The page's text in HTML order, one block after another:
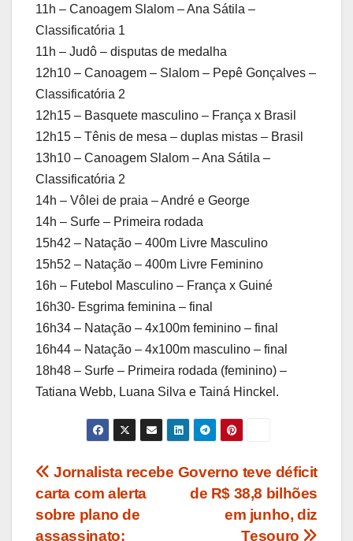
11h – Canoagem Slalom – Ana Sátila –
Classificatória 1
11h – Judô – disputas de medalha
12h10 – Canoagem – Slalom – Pepê Gonçalves –
Classificatória 2
12h15 – Basquete masculino – França x Brasil
12h15 – Tênis de mesa – duplas mistas – Brasil
13h10 – Canoagem Slalom – Ana Sátila –
Classificatória 2
14h – Vôlei de praia – André e George
14h – Surfe – Primeira rodada
15h42 – Natação – 400m Livre Masculino
15h52 – Natação – 400m Livre Feminino
16h – Futebol Masculino – França x Guiné
16h30- Esgrima feminina – final
16h34 – Natação – 4x100m feminino – final
16h44 – Natação – 4x100m masculino – final
18h48 – Surfe – Primeira rodada (feminino) –
Tatiana Webb, Luana Silva e Tainá Hinckel.
Navegação
de
Governo teve déficit
de R$ 38,8 bilhões
em junho, diz
Tesouro
Jornalista recebe
carta com alerta
sobre plano de
assassinato: